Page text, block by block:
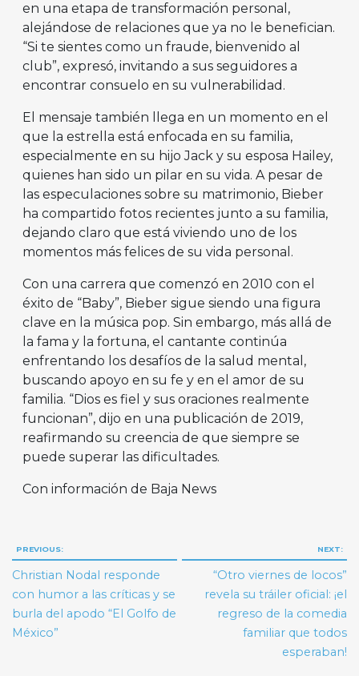
en una etapa de transformación personal,
alejándose de relaciones que ya no le benefician.
“Si te sientes como un fraude, bienvenido al
club”, expresó, invitando a sus seguidores a
encontrar consuelo en su vulnerabilidad.
El mensaje también llega en un momento en el
que la estrella está enfocada en su familia,
especialmente en su hijo Jack y su esposa Hailey,
quienes han sido un pilar en su vida. A pesar de
las especulaciones sobre su matrimonio, Bieber
ha compartido fotos recientes junto a su familia,
dejando claro que está viviendo uno de los
momentos más felices de su vida personal.
Con una carrera que comenzó en 2010 con el
éxito de “Baby”, Bieber sigue siendo una figura
clave en la música pop. Sin embargo, más allá de
la fama y la fortuna, el cantante continúa
enfrentando los desafíos de la salud mental,
buscando apoyo en su fe y en el amor de su
familia. “Dios es fiel y sus oraciones realmente
funcionan”, dijo en una publicación de 2019,
reafirmando su creencia de que siempre se
puede superar las dificultades.
Con información de Baja News
Navegación
de
entradas
PREVIOUS:
Christian Nodal responde
con humor a las críticas y se
burla del apodo “El Golfo de
México”
NEXT:
“Otro viernes de locos”
revela su tráiler oficial: ¡el
regreso de la comedia
familiar que todos
esperaban!